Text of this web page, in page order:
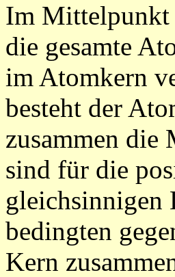
Im Mittelpunkt
die gesamte
im Atomkern
besteht der
zusammen die
sind für die
gleichsinnigen
bedingten
Kern